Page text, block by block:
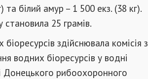
та білий амур – 1 500 екз. (38 кг).
25 грамів.
здійснювала комісія з
водних біоресурсів у водні
Донецького рибоохоронного